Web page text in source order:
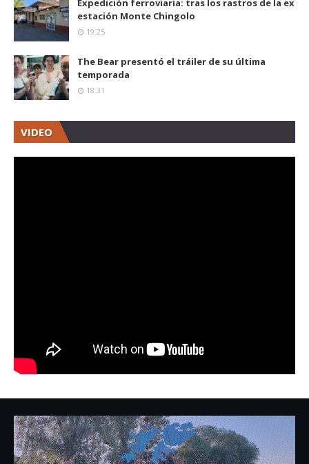
Expedición ferroviaria: tras los rastros de la ex
estación Monte Chingolo
19:25
The Bear presentó el tráiler de su última
temporada
18:31
VIDEO